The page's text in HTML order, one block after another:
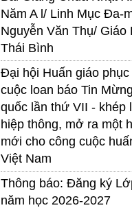
Năm A l/ Linh Mục Đa-
Nguyễn Văn Thụ/ Giáo
Thái Bình
Đại hội Huấn giáo phục
cuộc loan báo Tin
quốc lần thứ VII - khép
hiệp thông, mở ra một
mới cho công cuộc
Việt Nam
Thông báo: Đăng ký
năm học 2026-2027